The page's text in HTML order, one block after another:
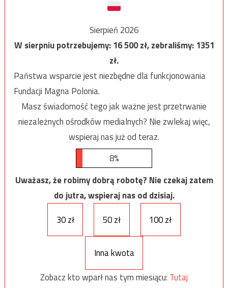
Sierpień 2026
W sierpniu potrzebujemy:16 500zł, zebraliśmy:1351
zł.
Państwa wsparcie jest niezbędne dla funkcjonowania
Fundacji Magna Polonia.
Masz świadomość tego jak ważne jest przetrwanie
niezależnych ośrodków medialnych? Nie zwlekaj więc,
wspieraj nas już od teraz.
8%
Uważasz, że robimy dobrą robotę? Nie czekaj zatem
do jutra, wspieraj nas od dzisiaj.
30 zł
50 zł 100 zł
Inna kwota
Zobacz kto wparł nas tym miesiącu: Tutaj